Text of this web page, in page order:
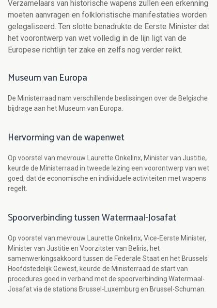
Verzamelaars van historische wapens zullen een erkenning
moeten aanvragen en folkloristische manifestaties worden
gelegaliseerd. Ten slotte benadrukte de Eerste Minister dat
het voorontwerp van wet volledig in de lijn ligt van de
Europese richtlijn ter zake en zelfs nog verder reikt.
Museum van Europa
De Ministerraad nam verschillende beslissingen over de Belgische
bijdrage aan het Museum van Europa.
Hervorming van de wapenwet
Op voorstel van mevrouw Laurette Onkelinx, Minister van Justitie,
keurde de Ministerraad in tweede lezing een voorontwerp van wet
goed, dat de economische en individuele activiteiten met wapens
regelt.
Spoorverbinding tussen Watermaal-Josafat
Op voorstel van mevrouw Laurette Onkelinx, Vice-Eerste Minister,
Minister van Justitie en Voorzitster van Beliris, het
samenwerkingsakkoord tussen de Federale Staat en het Brussels
Hoofdstedelijk Gewest, keurde de Ministerraad de start van
procedures goed in verband met de spoorverbinding Watermaal-
Josafat via de stations Brussel-Luxemburg en Brussel-Schuman.